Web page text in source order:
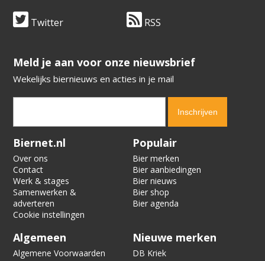
Twitter RSS
​​​​​​​Meld je aan voor onze nieuwsbrief
Wekelijks biernieuws en acties in je mail
Verification code:
Biernet.nl
Over ons
Contact
Werk & stages
Samenwerken &
adverteren
Cookie instellingen
Populair
Bier merken
Bier aanbiedingen
Bier nieuws
Bier shop
Bier agenda
Algemeen
Algemene Voorwaarden
Nieuwe merken
DB Kriek